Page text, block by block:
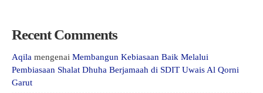
Recent Comments
Aqila mengenai Membangun Kebiasaan Baik Melalui
Pembiasaan Shalat Dhuha Berjamaah di SDIT Uwais Al Qorni
Garut